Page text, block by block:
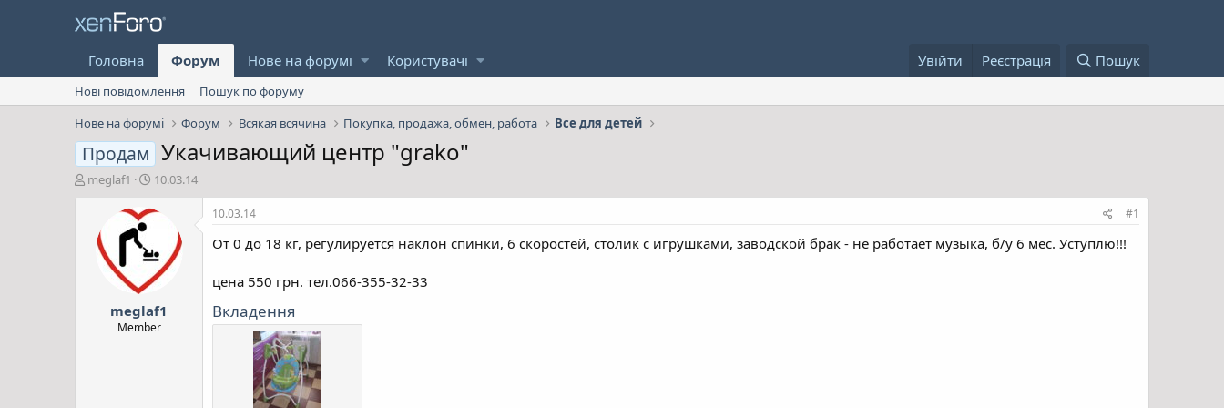
Головна Форум Нове на форумі Користувачі Увійти Реєстрація Пошук
Нові повідомлення
Пошук по форуму
Нове на форумі
Форум Всякая всячина Покупка, продажа, обмен, работа Все для детей
Продам Укачивающий центр "grako"
А
meglaf1
Д
т
т
в
р
е
10.03.14
meglaf1
Member
10.03.14 #1
От 0 до 18 кг, регулируется наклон спинки, 6 скоростей, столик с игрушками, заводской брак - не работает музыка, б/у 6 мес. Уступлю!!!
цена 550 грн. тел.066-355-32-33
Вкладення